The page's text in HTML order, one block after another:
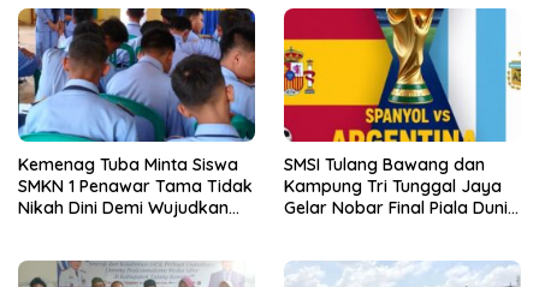
Kemenag Tuba Minta Siswa
SMKN 1 Penawar Tama Tidak
Nikah Dini Demi Wujudkan
SMSI Tulang Bawang dan
Kampung Tri Tunggal Jaya
Gelar Nobar Final Piala Dunia